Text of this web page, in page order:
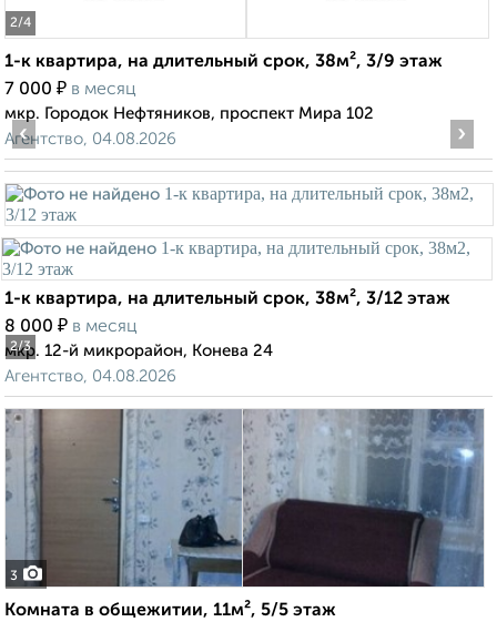
2/4
1-к квартира, на длительный срок, 38м², 3/9 этаж
7 000 ₽ в месяц
мкр. Городок Нефтяников, проспект Мира 102
Агентство, 04.08.2026
2/3
‹ ›
1-к квартира, на длительный срок, 38м², 3/12 этаж
8 000 ₽ в месяц
мкр. 12-й микрорайон, Конева 24
Агентство, 04.08.2026
3
Комната в общежитии, 11м², 5/5 этаж